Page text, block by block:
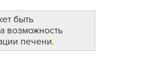
быть
возможность
печени.